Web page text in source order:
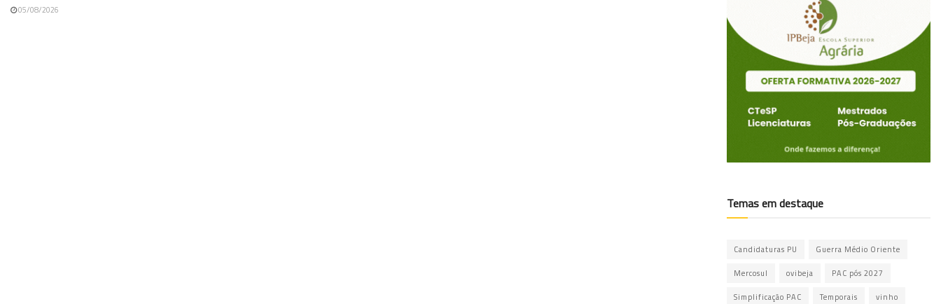
05/08/2026
Temas em destaque
Candidaturas PU Guerra Médio Oriente
Mercosul ovibeja PAC pós 2027
Simplificação PAC Temporais vinho